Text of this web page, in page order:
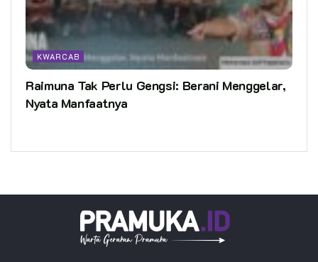
KWARCAB
Raimuna Tak Perlu Gengsi: Berani Menggelar,
Nyata Manfaatnya